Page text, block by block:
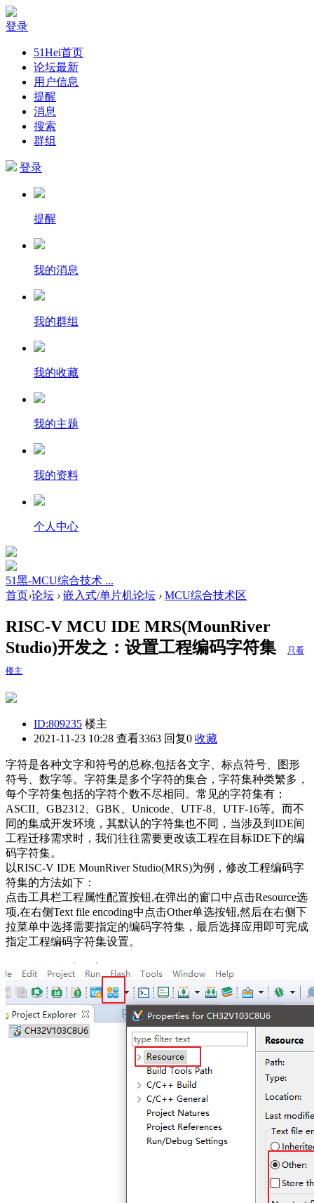
登录
51Hei首页
论坛最新
用户信息
提醒
消息
搜索
群组
登录
提醒
我的消息
我的群组
我的收藏
我的主题
我的资料
个人中心
51黑-MCU综合技术 ...
首页›论坛 › 嵌入式/单片机论坛 › MCU综合技术区
RISC-V MCU IDE MRS(MounRiver
Studio)开发之：设置工程编码字符集
只看
楼主
ID:809235 楼主
2021-11-23 10:28 查看3363 回复0 收藏
字符是各种文字和符号的总称,包括各文字、标点符号、图形
符号、数字等。字符集是多个字符的集合，字符集种类繁多，
每个字符集包括的字符个数不尽相同。常见的字符集有：
ASCII、GB2312、GBK、Unicode、UTF-8、UTF-16等。而不
同的集成开发环境，其默认的字符集也不同，当涉及到IDE间
工程迁移需求时，我们往往需要更改该工程在目标IDE下的编
码字符集。
以RISC-V IDE MounRiver Studio(MRS)为例，修改工程编码字
符集的方法如下：
点击工具栏工程属性配置按钮,在弹出的窗口中点击Resource选
项,在右侧Text file encoding中点击Other单选按钮,然后在右侧下
拉菜单中选择需要指定的编码字符集，最后选择应用即可完成
指定工程编码字符集设置。